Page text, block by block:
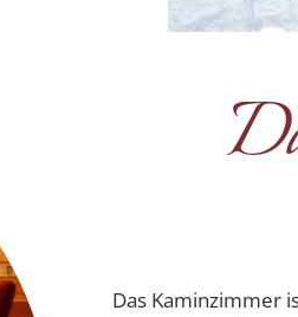
Das Kaminzimmer